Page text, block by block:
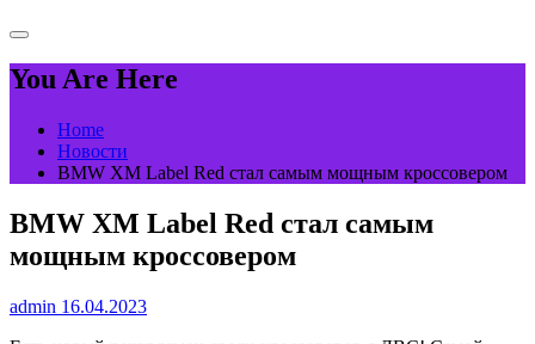
You Are Here
Home
Новости
BMW XM Label Red стал самым мощным кроссовером
BMW XM Label Red стал самым
мощным кроссовером
admin 16.04.2023